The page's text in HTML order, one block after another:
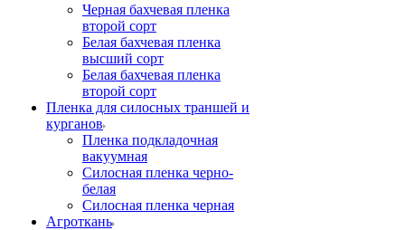
Черная бахчевая пленка
второй сорт
Белая бахчевая пленка
высший сорт
Белая бахчевая пленка
второй сорт
Пленка для силосных траншей и
курганов
Пленка подкладочная
вакуумная
Силосная пленка черно-
белая
Силосная пленка черная
Агроткань